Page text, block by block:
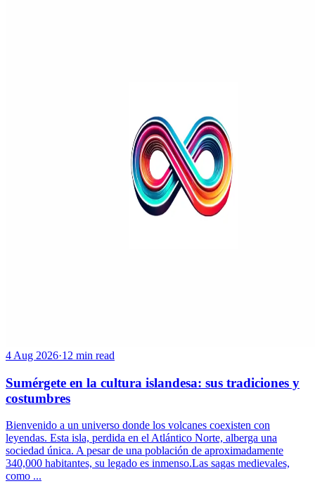
4 Aug 2026·12 min read
Sumérgete en la cultura islandesa: sus tradiciones y
costumbres
Bienvenido a un universo donde los volcanes coexisten con
leyendas. Esta isla, perdida en el Atlántico Norte, alberga una
sociedad única. A pesar de una población de aproximadamente
340,000 habitantes, su legado es inmenso.Las sagas medievales,
como ...